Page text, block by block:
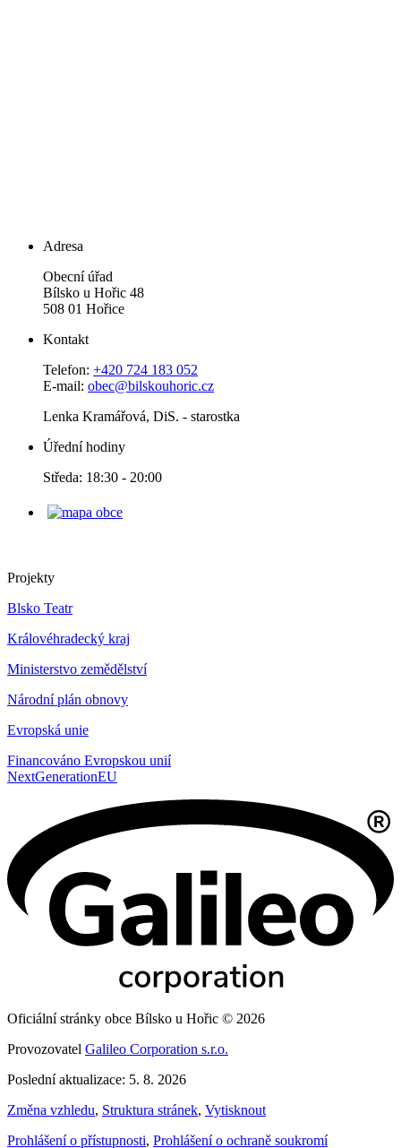
Adresa
Obecní úřad
Bílsko u Hořic 48
508 01 Hořice
Kontakt
Telefon: +420 724 183 052
E-mail: obec@bilskouhoric.cz
Lenka Kramářová, DiS. - starostka
Úřední hodiny
Středa: 18:30 - 20:00
Projekty
Blsko Teatr
Královéhradecký kraj
Ministerstvo zemědělství
Národní plán obnovy
Evropská unie
Financováno Evropskou unií
NextGenerationEU
Oficiální stránky obce Bílsko u Hořic © 2026
Provozovatel Galileo Corporation s.r.o.
Poslední aktualizace: 5. 8. 2026
Změna vzhledu, Struktura stránek, Vytisknout
Prohlášení o přístupnosti, Prohlášení o ochraně soukromí